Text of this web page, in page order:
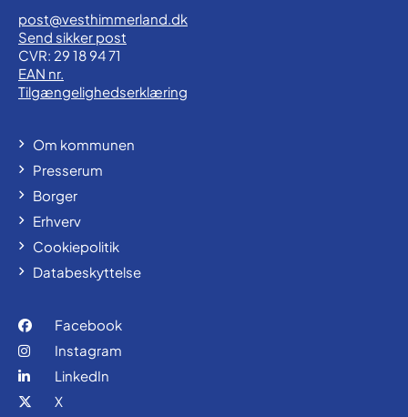
post@vesthimmerland.dk
Send sikker post
CVR: 29 18 94 71
EAN nr.
Tilgængelighedserklæring
Om kommunen
Presserum
Borger
Erhverv
Cookiepolitik
Databeskyttelse
Facebook
Instagram
LinkedIn
X